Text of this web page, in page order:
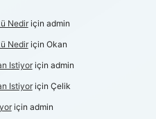
Nediriçin admin
Nediriçin Okan
Istiyoriçin admin
Istiyoriçin Çelik
için admin